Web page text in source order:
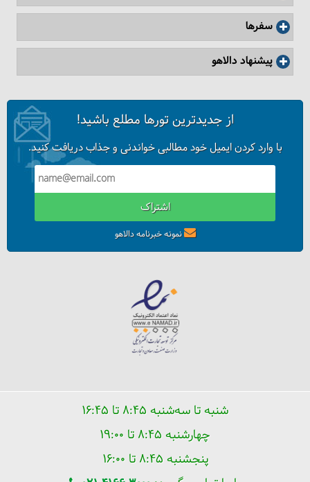
سفرها
پیشنهاد دالاهو
از جدیدترین تورها مطلع باشید!
با وارد کردن ایمیل خود مطالبی خواندنی و جذاب دریافت کنید.
اشتراک
نمونه خبرنامه دالاهو
شنبه تا سه‌شنبه ۸:۴۵ تا ۱۶:۴۵
چهارشنبه ۸:۴۵ تا ۱۹:۰۰
پنجشنبه ۸:۴۵ تا ۱۶:۰۰